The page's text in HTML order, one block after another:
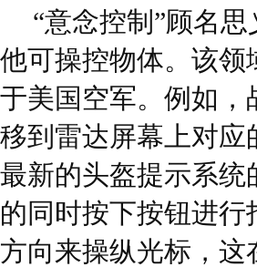
“意念控制”顾名
他可操控物体。该
于美国空军。例如
移到雷达屏幕上对
最新的头盔提示系
的同时按下按钮进
方向来操纵光标，